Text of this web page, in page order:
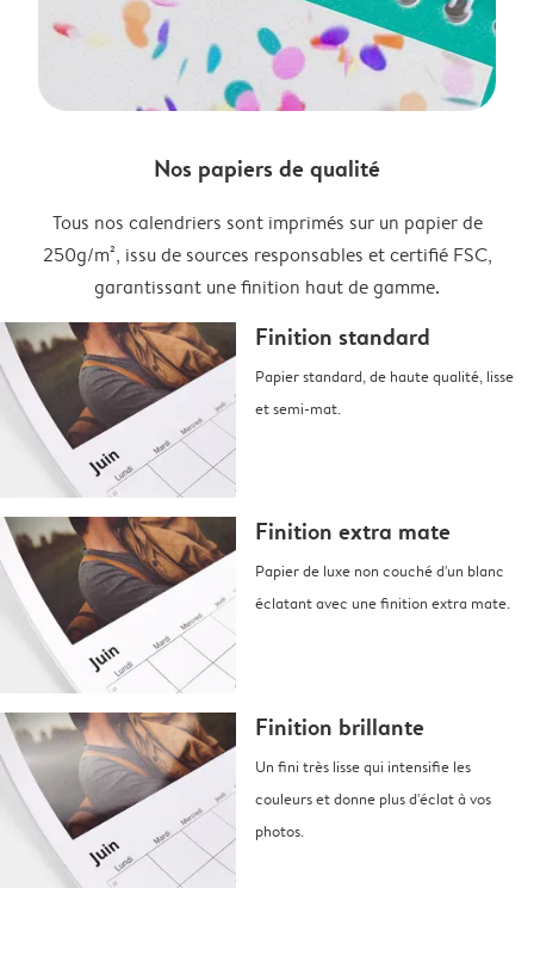
Nos papiers de qualité
Tous nos calendriers sont imprimés sur un papier de
250g/m², issu de sources responsables et certifié FSC,
garantissant une finition haut de gamme.
Finition standard
Papier standard, de haute qualité, lisse
et semi-mat.
Finition extra mate
Papier de luxe non couché d'un blanc
éclatant avec une finition extra mate.
Finition brillante
Un fini très lisse qui intensifie les
couleurs et donne plus d'éclat à vos
photos.